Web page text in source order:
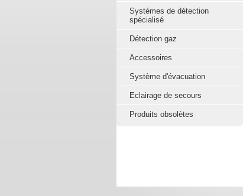
Systèmes de détection
spécialisé
Détection gaz
Accessoires
Système d'évacuation
Eclairage de secours
Produits obsolètes